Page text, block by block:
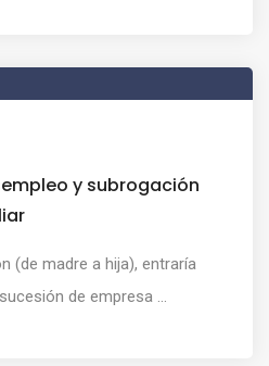
y subrogación
(de madre a hija), entraría
de empresa ...